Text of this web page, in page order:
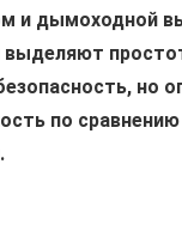
и дымоходной
выделяют
но
по